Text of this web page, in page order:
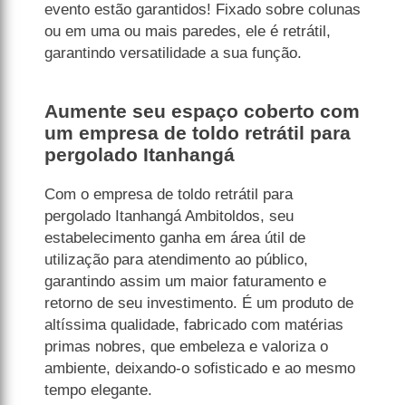
evento estão garantidos! Fixado sobre colunas
ou em uma ou mais paredes, ele é retrátil,
garantindo versatilidade a sua função.
Aumente seu espaço coberto com
um empresa de toldo retrátil para
pergolado Itanhangá
Com o empresa de toldo retrátil para
pergolado Itanhangá Ambitoldos, seu
estabelecimento ganha em área útil de
utilização para atendimento ao público,
garantindo assim um maior faturamento e
retorno de seu investimento. É um produto de
altíssima qualidade, fabricado com matérias
primas nobres, que embeleza e valoriza o
ambiente, deixando-o sofisticado e ao mesmo
tempo elegante.